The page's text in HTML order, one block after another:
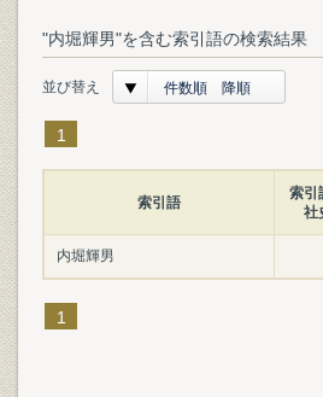
"内堀輝男"を含む索引語の検索結
並び替え 件数順 降順
1
索引語
索引
社
内堀輝男
1